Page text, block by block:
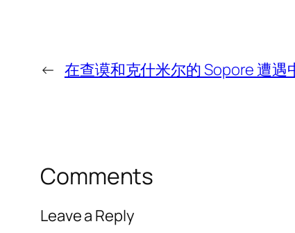
← 在查谟和克什米尔的 Sopore 遭
Comments
Leave a Reply